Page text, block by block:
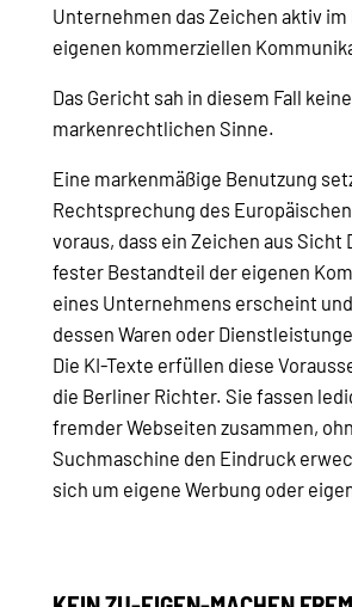
Unternehmen das Zeichen aktiv im
eigenen kommerziellen
Das Gericht sah in diesem Fall
markenrechtlichen Sinne.
Eine markenmäßige Benutzung
Rechtsprechung des
voraus, dass ein Zeichen aus Sicht
fester Bestandteil der eigenen
eines Unternehmens erscheint
dessen Waren oder
Die KI-Texte erfüllen diese
die Berliner Richter. Sie fassen
fremder Webseiten zusammen,
Suchmaschine den Eindruck
sich um eigene Werbung oder